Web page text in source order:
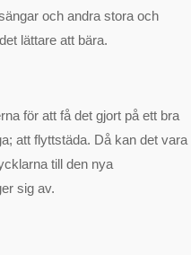
och andra stora och
lättare att bära.
för att få det gjort på ett bra
att flyttstäda. Då kan det vara
till den nya
sig av.